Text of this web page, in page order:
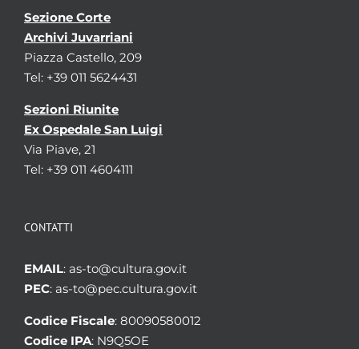
Sezione Corte
Archivi Juvarriani
Piazza Castello, 209
Tel: +39 011 5624431
Sezioni Riunite
Ex Ospedale San Luigi
Via Piave, 21
Tel: +39 011 4604111
CONTATTI
EMAIL: as-to@cultura.gov.it
PEC: as-to@pec.cultura.gov.it
Codice Fiscale: 80090580012
Codice IPA: N9Q5OE